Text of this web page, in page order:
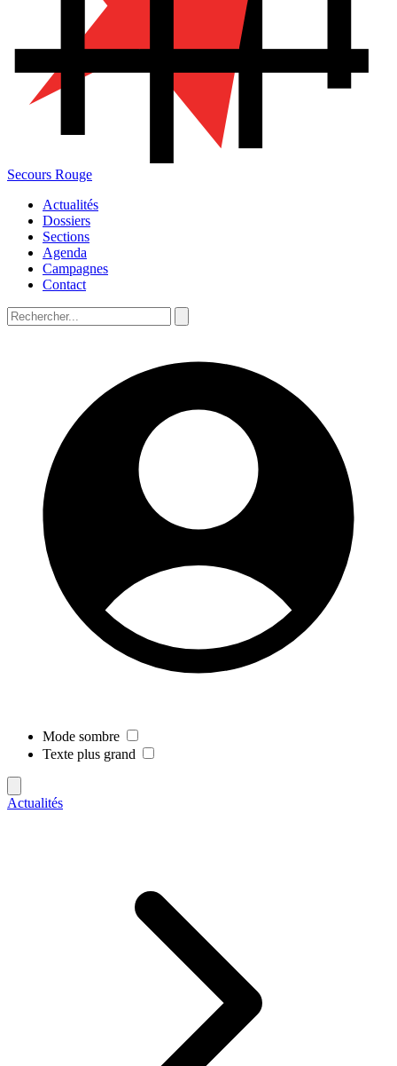
Secours Rouge
Actualités
Dossiers
Sections
Agenda
Campagnes
Contact
Mode sombre
Texte plus grand
Actualités